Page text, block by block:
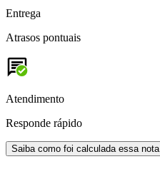
Entrega
Atrasos pontuais
Atendimento
Responde rápido
Saiba como foi calculada essa nota